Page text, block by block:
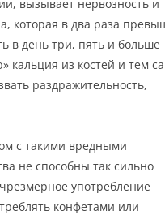
вызывает нервозность и
которая в два раза
в день три, пять и больше
кальция из костей и тем
раздражительность,
с такими вредными
не способны так сильно
употребление
конфетами или